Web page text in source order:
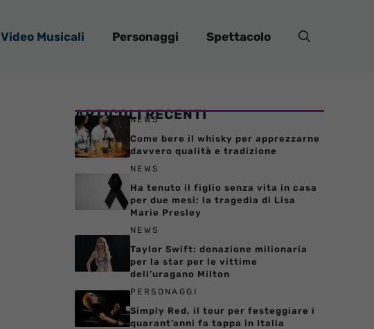
Video Musicali Personaggi Spettacolo
ARTICOLI RECENTI
NEWS
Come bere il whisky per apprezzarne
davvero qualità e tradizione
NEWS
Ha tenuto il figlio senza vita in casa
per due mesi: la tragedia di Lisa
Marie Presley
NEWS
Taylor Swift: donazione milionaria
per la star per le vittime
dell’uragano Milton
PERSONAGGI
Simply Red, il tour per festeggiare i
quarant’anni fa tappa in Italia